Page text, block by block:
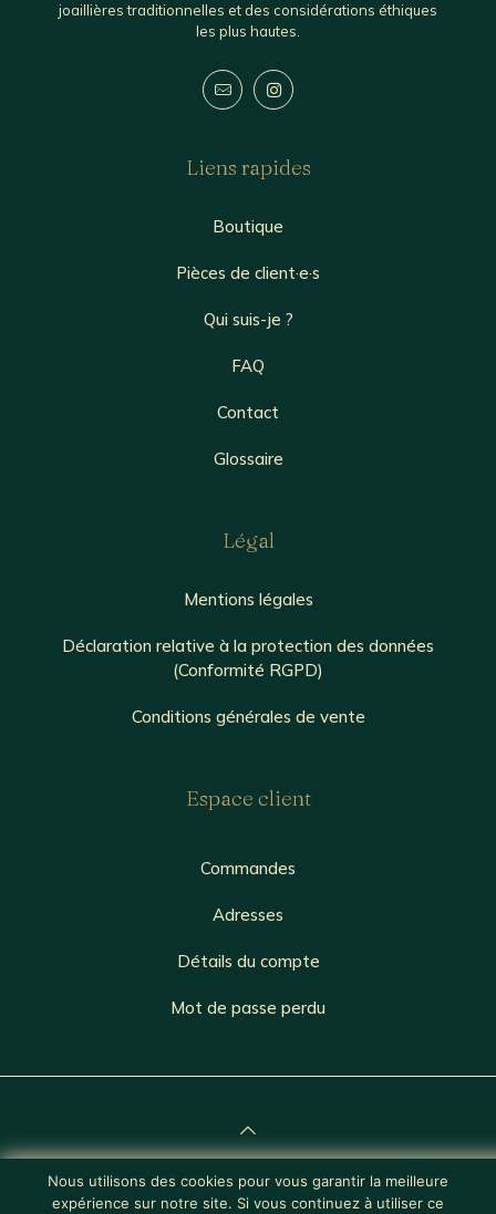
joaillières traditionnelles et des considérations éthiques
les plus hautes.
Liens rapides
Boutique
Pièces de client·e·s
Qui suis-je ?
FAQ
Contact
Glossaire
Légal
Mentions légales
Déclaration relative à la protection des données
(Conformité RGPD)
Conditions générales de vente
Espace client
Commandes
Adresses
Détails du compte
Mot de passe perdu
© 2026 Lorem Ipsum | Site web réalisé par Osmino
Nous utilisons des cookies pour vous garantir la meilleure
expérience sur notre site. Si vous continuez à utiliser ce